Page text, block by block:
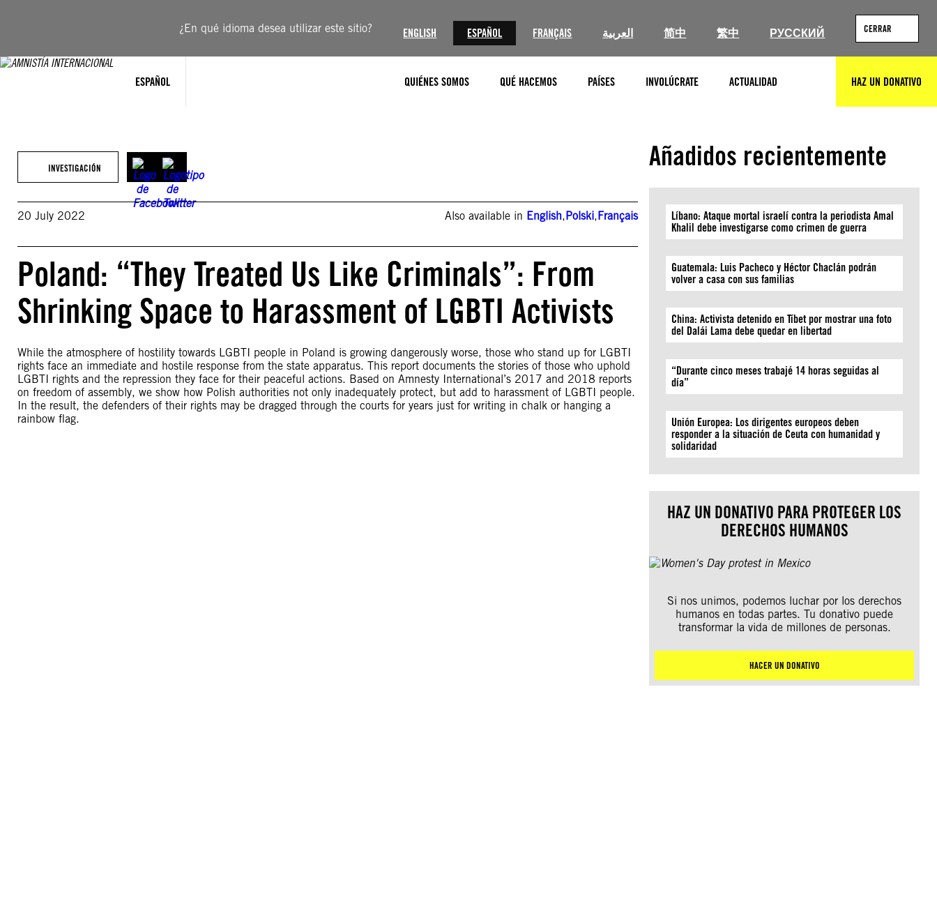
¿En qué idioma desea utilizar este sitio? ENGLISH ESPAÑOL FRANÇAIS العربية 简中 繁中 РУССКИЙ CERRAR
ESPAÑOL QUIÉNES SOMOS QUÉ HACEMOS PAÍSES INVOLÚCRATE ACTUALIDAD HAZ UN DONATIVO
INVESTIGACIÓN
20 July 2022 Also available in English,Polski,Français
Poland: “They Treated Us Like Criminals”: From
Shrinking Space to Harassment of LGBTI Activists
While the atmosphere of hostility towards LGBTI people in Poland is growing dangerously worse, those who stand up for LGBTI
rights face an immediate and hostile response from the state apparatus. This report documents the stories of those who uphold
LGBTI rights and the repression they face for their peaceful actions. Based on Amnesty International’s 2017 and 2018 reports
on freedom of assembly, we show how Polish authorities not only inadequately protect, but add to harassment of LGBTI people.
In the result, the defenders of their rights may be dragged through the courts for years just for writing in chalk or hanging a
rainbow flag.
Añadidos recientemente
Líbano: Ataque mortal israelí contra la periodista Amal
Khalil debe investigarse como crimen de guerra
Guatemala: Luis Pacheco y Héctor Chaclán podrán
volver a casa con sus familias
China: Activista detenido en Tíbet por mostrar una foto
del Dalái Lama debe quedar en libertad
“Durante cinco meses trabajé 14 horas seguidas al
día”
Unión Europea: Los dirigentes europeos deben
responder a la situación de Ceuta con humanidad y
solidaridad
HAZ UN DONATIVO PARA PROTEGER LOS
DERECHOS HUMANOS
Si nos unimos, podemos luchar por los derechos
humanos en todas partes. Tu donativo puede
transformar la vida de millones de personas.
HACER UN DONATIVO